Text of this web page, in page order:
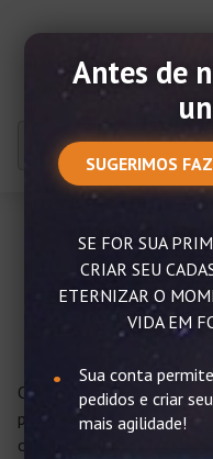
Ano novo
O ano de 2020já
para você que sente que
outro calendário a ser
Antes de
SUGERIMOS
SE FOR SUA
CRIAR SEU
ETERNIZAR O
VIDA EM
Sua conta
pedidos e criar
mais agilidade!